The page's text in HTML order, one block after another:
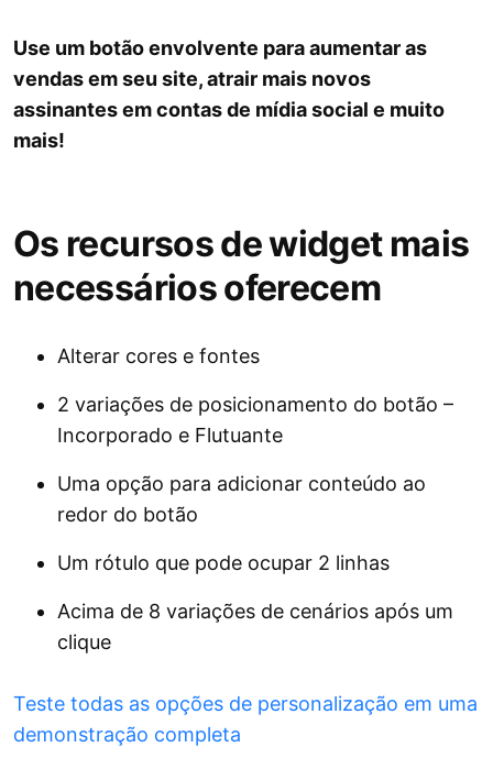
Use um botão envolvente para aumentar as
vendas em seu site, atrair mais novos
assinantes em contas de mídia social e muito
mais!
Os recursos de widget mais
necessários oferecem
Alterar cores e fontes
2 variações de posicionamento do botão –
Incorporado e Flutuante
Uma opção para adicionar conteúdo ao
redor do botão
Um rótulo que pode ocupar 2 linhas
Acima de 8 variações de cenários após um
clique
Teste todas as opções de personalização em uma
demonstração completa